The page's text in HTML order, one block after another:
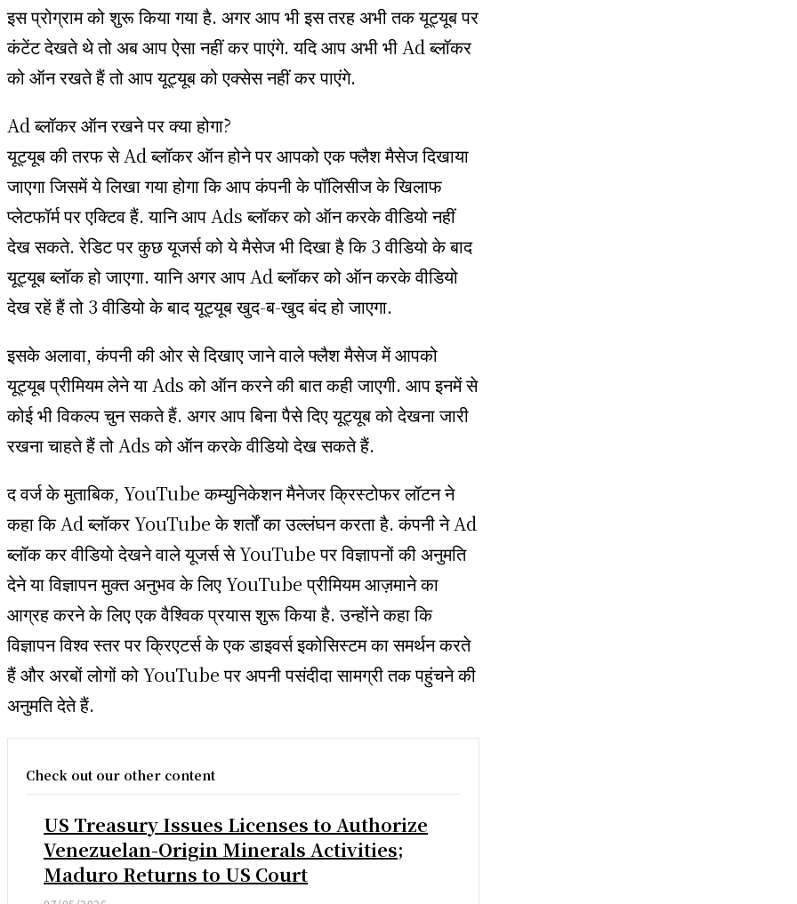
इस प्रोग्राम को शुरू किया गया है. अगर आप भी इस तरह अभी तक यूट्यूब पर
कंटेंट देखते थे तो अब आप ऐसा नहीं कर पाएंगे. यदि आप अभी भी Ad ब्लॉकर
को ऑन रखते हैं तो आप यूट्यूब को एक्सेस नहीं कर पाएंगे.
Ad ब्लॉकर ऑन रखने पर क्या होगा?
यूट्यूब की तरफ से Ad ब्लॉकर ऑन होने पर आपको एक फ्लैश मैसेज दिखाया
जाएगा जिसमें ये लिखा गया होगा कि आप कंपनी के पॉलिसीज के खिलाफ
प्लेटफॉर्म पर एक्टिव हैं. यानि आप Ads ब्लॉकर को ऑन करके वीडियो नहीं
देख सकते. रेडिट पर कुछ यूजर्स को ये मैसेज भी दिखा है कि 3 वीडियो के बाद
यूट्यूब ब्लॉक हो जाएगा. यानि अगर आप Ad ब्लॉकर को ऑन करके वीडियो
देख रहें हैं तो 3 वीडियो के बाद यूट्यूब खुद-ब-खुद बंद हो जाएगा.
इसके अलावा, कंपनी की ओर से दिखाए जाने वाले फ्लैश मैसेज में आपको
यूट्यूब प्रीमियम लेने या Ads को ऑन करने की बात कही जाएगी. आप इनमें से
कोई भी विकल्प चुन सकते हैं. अगर आप बिना पैसे दिए यूट्यूब को देखना जारी
रखना चाहते हैं तो Ads को ऑन करके वीडियो देख सकते हैं.
द वर्ज के मुताबिक, YouTube कम्युनिकेशन मैनेजर क्रिस्टोफर लॉटन ने
कहा कि Ad ब्लॉकर YouTube के शर्तों का उल्लंघन करता है. कंपनी ने Ad
ब्लॉक कर वीडियो देखने वाले यूजर्स से YouTube पर विज्ञापनों की अनुमति
देने या विज्ञापन मुक्त अनुभव के लिए YouTube प्रीमियम आज़माने का
आग्रह करने के लिए एक वैश्विक प्रयास शुरू किया है. उन्होंने कहा कि
विज्ञापन विश्व स्तर पर क्रिएटर्स के एक डाइवर्स इकोसिस्टम का समर्थन करते
हैं और अरबों लोगों को YouTube पर अपनी पसंदीदा सामग्री तक पहुंचने की
अनुमति देते हैं.
Check out our other content
US Treasury Issues Licenses to Authorize
Venezuelan-Origin Minerals Activities;
Maduro Returns to US Court